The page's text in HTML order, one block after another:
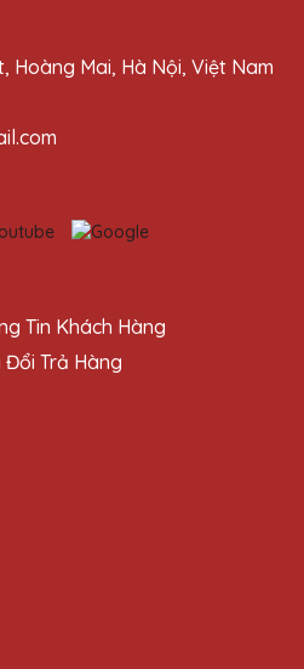
sản phẩm và dịch vụ của
QTG. Kỷ niệm chương
lê của Quà Tặng Pha Lê
và chất lượng. Cảm ơn
Hoàng Mai, Hà Nội, Việt Nam
Tin Khách Hàng
Đổi Trả Hàng